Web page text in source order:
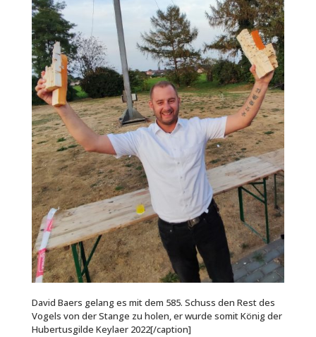
David Baers gelang es mit dem 585. Schuss den Rest des
Vogels von der Stange zu holen, er wurde somit König der
Hubertusgilde Keylaer 2022[/caption]